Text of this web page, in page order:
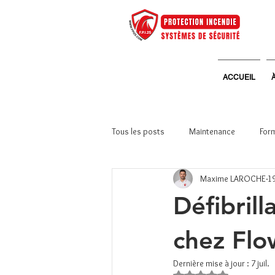
ACCUEIL
Tous les posts Maintenance
Systèmes de sécurité Vie
chez
Maxime LAROCHE
Dernière mise à jour : 7 juil.